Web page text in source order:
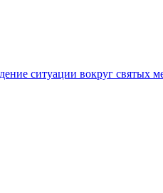
ситуации вокруг святых